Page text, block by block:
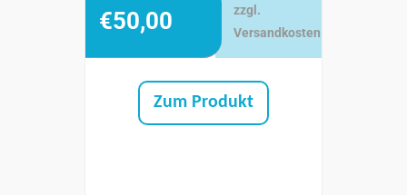
€50,00
zzgl.
Versandkosten
Zum Produkt